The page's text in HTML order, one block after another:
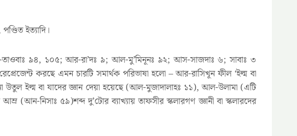
ইত্যাদি।
৯৪, ১০৫; আর-রা’দঃ ৯; আল-মু’মিনূনঃ ৯২; আস-সাজদাঃ ৬; সাবাঃ ৩
করছে এমন চারটি সমার্থক পরিভাষা হলো – আর-রাসিখূন ফীল ‘ইল্ম বা
উতুল ইল্ম বা যাদের জ্ঞান দেয়া হয়েছে (আল-মুজাদালাহঃ ১১), আল-উলামা (এটি
নিসাঃ ৫৯)শব্দ দু’টোর ব্যাখ্যায় তাফসীর স্কলারগণ জ্ঞানী বা স্কলারদের